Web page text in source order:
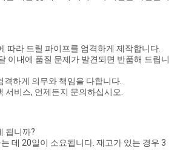
따라 드릴 파이프를 엄격하게 제작합니다.
이내에 품질 문제가 발견되면 반품해 드립니
격하게 의무와 책임을 다합니다.
서비스, 언제든지 문의하십시오.
됩니까?
데 20일이 소요됩니다. 재고가 있는 경우 3